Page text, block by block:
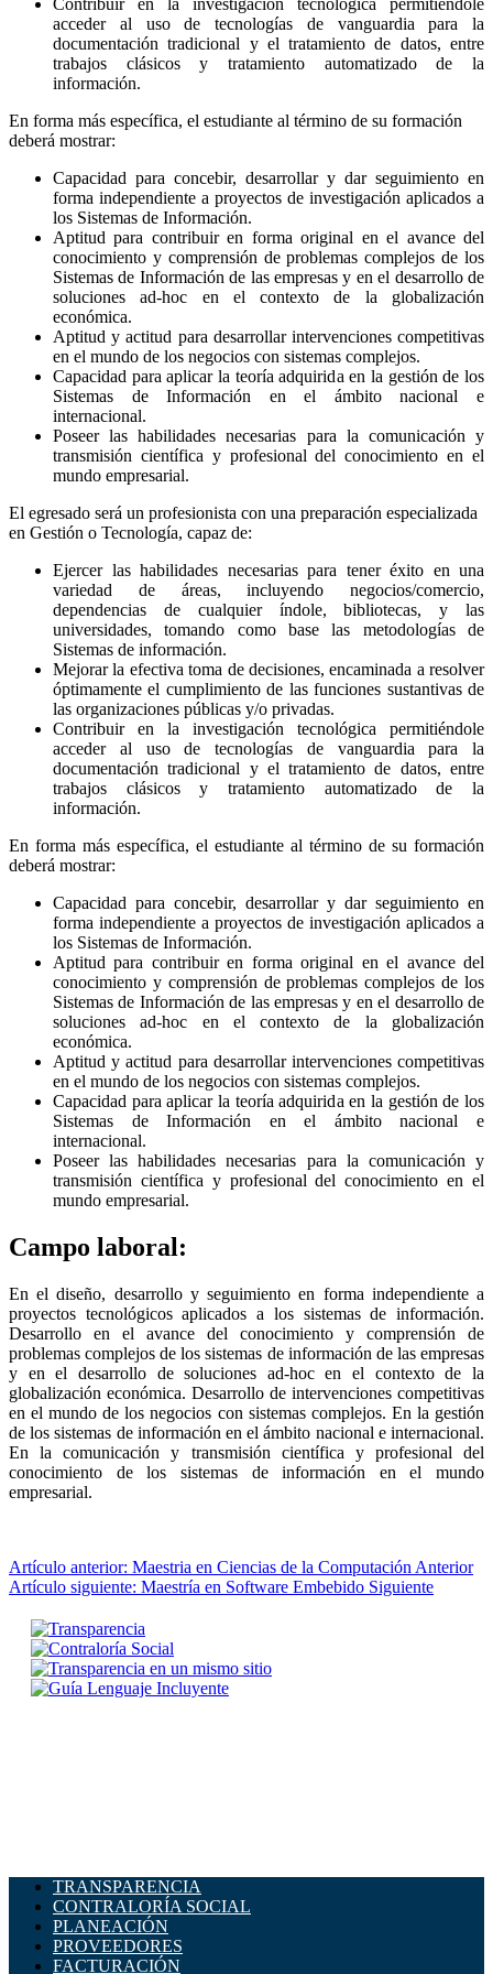
Contribuir en la investigación tecnológica permitiéndole
acceder al uso de tecnologías de vanguardia para la
documentación tradicional y el tratamiento de datos, entre
trabajos clásicos y tratamiento automatizado de la
información.
En forma más específica, el estudiante al término de su formación
deberá mostrar:
Capacidad para concebir, desarrollar y dar seguimiento en
forma independiente a proyectos de investigación aplicados a
los Sistemas de Información.
Aptitud para contribuir en forma original en el avance del
conocimiento y comprensión de problemas complejos de los
Sistemas de Información de las empresas y en el desarrollo de
soluciones ad-hoc en el contexto de la globalización
económica.
Aptitud y actitud para desarrollar intervenciones competitivas
en el mundo de los negocios con sistemas complejos.
Capacidad para aplicar la teoría adquirida en la gestión de los
Sistemas de Información en el ámbito nacional e
internacional.
Poseer las habilidades necesarias para la comunicación y
transmisión científica y profesional del conocimiento en el
mundo empresarial.
El egresado será un profesionista con una preparación especializada
en Gestión o Tecnología, capaz de:
Ejercer las habilidades necesarias para tener éxito en una
variedad de áreas, incluyendo negocios/comercio,
dependencias de cualquier índole, bibliotecas, y las
universidades, tomando como base las metodologías de
Sistemas de información.
Mejorar la efectiva toma de decisiones, encaminada a resolver
óptimamente el cumplimiento de las funciones sustantivas de
las organizaciones públicas y/o privadas.
Contribuir en la investigación tecnológica permitiéndole
acceder al uso de tecnologías de vanguardia para la
documentación tradicional y el tratamiento de datos, entre
trabajos clásicos y tratamiento automatizado de la
información.
En forma más específica, el estudiante al término de su formación
deberá mostrar:
Capacidad para concebir, desarrollar y dar seguimiento en
forma independiente a proyectos de investigación aplicados a
los Sistemas de Información.
Aptitud para contribuir en forma original en el avance del
conocimiento y comprensión de problemas complejos de los
Sistemas de Información de las empresas y en el desarrollo de
soluciones ad-hoc en el contexto de la globalización
económica.
Aptitud y actitud para desarrollar intervenciones competitivas
en el mundo de los negocios con sistemas complejos.
Capacidad para aplicar la teoría adquirida en la gestión de los
Sistemas de Información en el ámbito nacional e
internacional.
Poseer las habilidades necesarias para la comunicación y
transmisión científica y profesional del conocimiento en el
mundo empresarial.
Campo laboral:
En el diseño, desarrollo y seguimiento en forma independiente a
proyectos tecnológicos aplicados a los sistemas de información.
Desarrollo en el avance del conocimiento y comprensión de
problemas complejos de los sistemas de información de las empresas
y en el desarrollo de soluciones ad-hoc en el contexto de la
globalización económica. Desarrollo de intervenciones competitivas
en el mundo de los negocios con sistemas complejos. En la gestión
de los sistemas de información en el ámbito nacional e internacional.
En la comunicación y transmisión científica y profesional del
conocimiento de los sistemas de información en el mundo
empresarial.
Artículo anterior: Maestria en Ciencias de la Computación Anterior
Artículo siguiente: Maestría en Software Embebido Siguiente
TRANSPARENCIA
CONTRALORÍA SOCIAL
PLANEACIÓN
PROVEEDORES
FACTURACIÓN